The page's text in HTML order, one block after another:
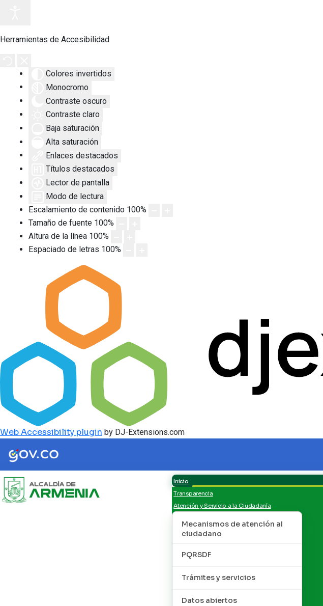
Herramientas de Accesibilidad
Colores invertidos
Monocromo
Contraste oscuro
Contraste claro
Baja saturación
Alta saturación
Enlaces destacados
Títulos destacados
Lector de pantalla
Modo de lectura
Escalamiento de contenido 100%
Tamaño de fuente 100%
Altura de la línea 100%
Espaciado de letras 100%
Web Accessibility plugin by DJ-Extensions.com
Inicio
Transparencia
Atención y Servicio a la Ciudadanía
Mecanismos de atención al
ciudadano
PQRSDF
Trámites y servicios
Datos abiertos